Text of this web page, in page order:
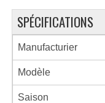
SPÉCIFICATIONS
Manufacturier
Modèle
Saison